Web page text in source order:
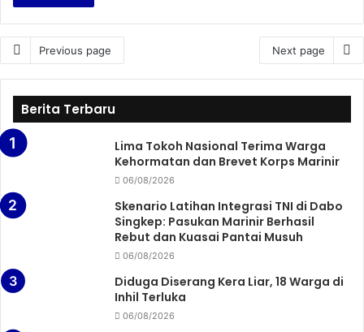
Previous page Next page
Berita Terbaru
Lima Tokoh Nasional Terima Warga
Kehormatan dan Brevet Korps Marinir
06/08/2026
Skenario Latihan Integrasi TNI di Dabo
Singkep: Pasukan Marinir Berhasil
Rebut dan Kuasai Pantai Musuh
06/08/2026
Diduga Diserang Kera Liar, 18 Warga di
Inhil Terluka
06/08/2026